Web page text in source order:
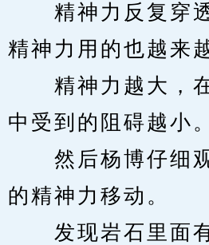
精神力反复穿透
精神力用的也越来
精神力越大，在
中受到的阻碍越小。
然后杨博仔细观
的精神力移动。
发现岩石里面有